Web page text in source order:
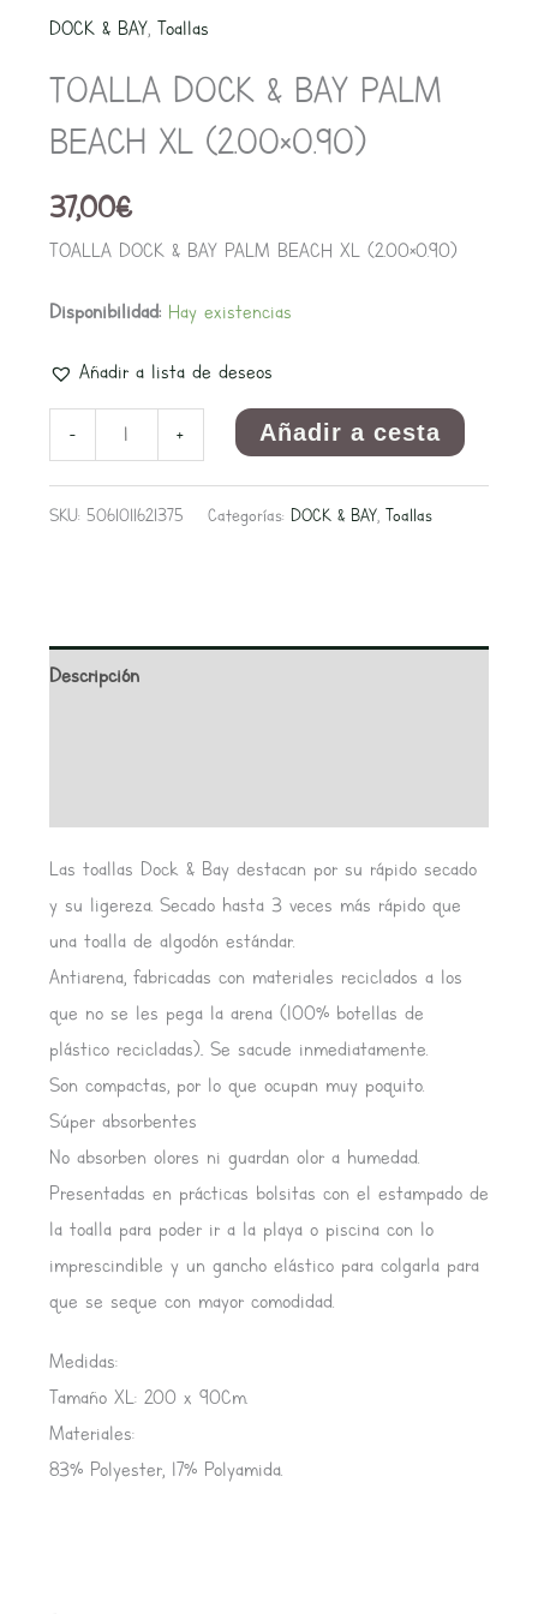
DOCK & BAY, Toallas
TOALLA DOCK & BAY PALM
BEACH XL (2.00×0.90)
37,00€
TOALLA DOCK & BAY PALM BEACH XL (2.00×0.90)
Disponibilidad: Hay existencias
Añadir a lista de deseos
-
PALM
XL
(2.00x0.90)
cantidad
+ Añadir a cesta
SKU: 5061011621375 Categorías: DOCK & BAY, Toallas
Descripción
Las toallas Dock & Bay destacan por su rápido secado
y su ligereza. Secado hasta 3 veces más rápido que
una toalla de algodón estándar.
Antiarena, fabricadas con materiales reciclados a los
que no se les pega la arena (100% botellas de
plástico recicladas).. Se sacude inmediatamente.
Son compactas, por lo que ocupan muy poquito.
Súper absorbentes
No absorben olores ni guardan olor a humedad.
Presentadas en prácticas bolsitas con el estampado de
la toalla para poder ir a la playa o piscina con lo
imprescindible y un gancho elástico para colgarla para
que se seque con mayor comodidad.
Medidas:
Tamaño XL: 200 x 90Cm.
Materiales:
83% Polyester, 17% Polyamida.